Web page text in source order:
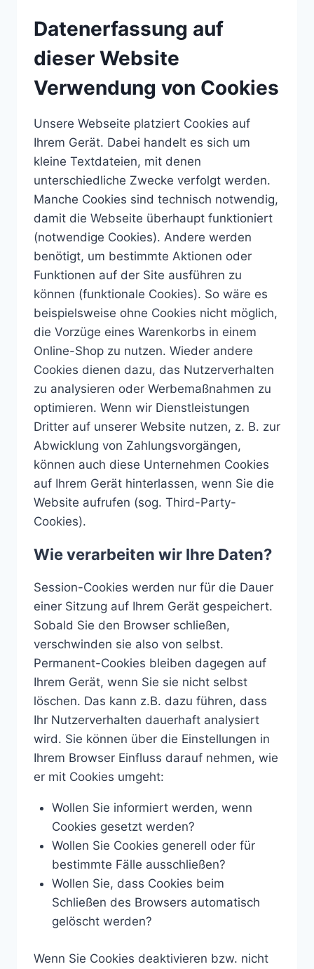
Datenerfassung auf
dieser Website
Verwendung von Cookies
Unsere Webseite platziert Cookies auf
Ihrem Gerät. Dabei handelt es sich um
kleine Textdateien, mit denen
unterschiedliche Zwecke verfolgt werden.
Manche Cookies sind technisch notwendig,
damit die Webseite überhaupt funktioniert
(notwendige Cookies). Andere werden
benötigt, um bestimmte Aktionen oder
Funktionen auf der Site ausführen zu
können (funktionale Cookies). So wäre es
beispielsweise ohne Cookies nicht möglich,
die Vorzüge eines Warenkorbs in einem
Online-Shop zu nutzen. Wieder andere
Cookies dienen dazu, das Nutzerverhalten
zu analysieren oder Werbemaßnahmen zu
optimieren. Wenn wir Dienstleistungen
Dritter auf unserer Website nutzen, z. B. zur
Abwicklung von Zahlungsvorgängen,
können auch diese Unternehmen Cookies
auf Ihrem Gerät hinterlassen, wenn Sie die
Website aufrufen (sog. Third-Party-
Cookies).
Wie verarbeiten wir Ihre Daten?
Session-Cookies werden nur für die Dauer
einer Sitzung auf Ihrem Gerät gespeichert.
Sobald Sie den Browser schließen,
verschwinden sie also von selbst.
Permanent-Cookies bleiben dagegen auf
Ihrem Gerät, wenn Sie sie nicht selbst
löschen. Das kann z.B. dazu führen, dass
Ihr Nutzerverhalten dauerhaft analysiert
wird. Sie können über die Einstellungen in
Ihrem Browser Einfluss darauf nehmen, wie
er mit Cookies umgeht:
Wollen Sie informiert werden, wenn
Cookies gesetzt werden?
Wollen Sie Cookies generell oder für
bestimmte Fälle ausschließen?
Wollen Sie, dass Cookies beim
Schließen des Browsers automatisch
gelöscht werden?
Wenn Sie Cookies deaktivieren bzw. nicht